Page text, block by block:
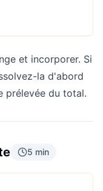
et incorporer. Si
la d'abord
prélevée du total.
5 min